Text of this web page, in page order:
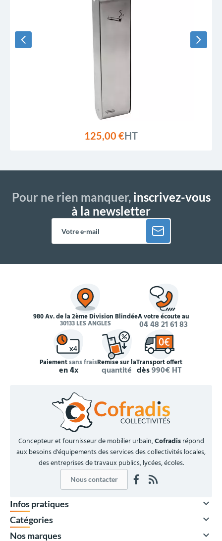
125,00 €HT
Pour ne rien manquer,inscrivez-vous
à la newsletter
980 Av. de la 2ème Division Blindée
30133 LES ANGLES
À votre écoute au
04 48 21 61 83
Paiementsans frais
en 4x
Remise sur la
quantité
Transport offert
dès990€ HT
Concepteur et fournisseur de mobilier urbain,Cofradisrépond
aux besoins d'équipements des services des collectivités locales,
des entreprises de travaux publics, lycées, écoles.
Nous contacter
Infos pratiques 
Catégories 
Nos marques 